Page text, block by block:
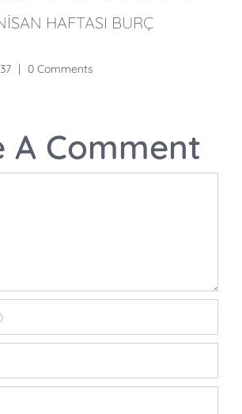
HAFTASI BURÇ
| 0 Comments
A Comment